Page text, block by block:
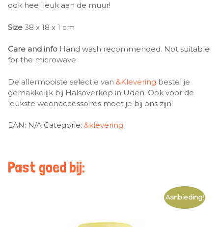
ook heel leuk aan de muur!
Size 38 x 18 x 1 cm
Care and info Hand wash recommended. Not suitable
for the microwave
De allermooiste selectie van &Klevering bestel je
gemakkelijk bij Halsoverkop in Uden. Ook voor de
leukste woonaccessoires moet je bij ons zijn!
EAN: N/A Categorie: &klevering
Past goed bij:
Aanbieding!